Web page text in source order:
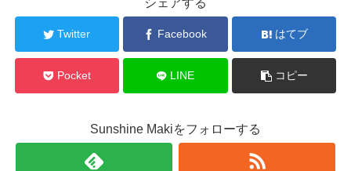
シェアする
Twitter Facebook はてブ
Pocket LINE コピー
Sunshine Makiをフォローする